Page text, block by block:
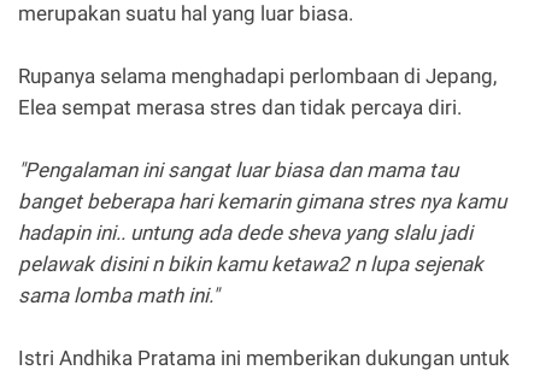
merupakan suatu hal yang luar biasa.
Rupanya selama menghadapi perlombaan di Jepang,
Elea sempat merasa stres dan tidak percaya diri.
"Pengalaman ini sangat luar biasa dan mama tau
banget beberapa hari kemarin gimana stres nya kamu
hadapin ini.. untung ada dede sheva yang slalu jadi
pelawak disini n bikin kamu ketawa2 n lupa sejenak
sama lomba math ini."
Istri Andhika Pratama ini memberikan dukungan untuk